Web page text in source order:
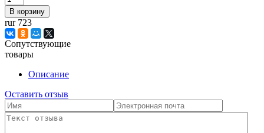
rur 723
Сопутствующие
товары
Описание
Оставить отзыв